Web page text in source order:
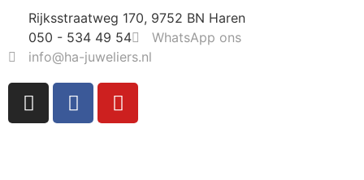
Rijksstraatweg 170, 9752 BN Haren
050 - 534 49 54
WhatsApp ons
info@ha-juweliers.nl